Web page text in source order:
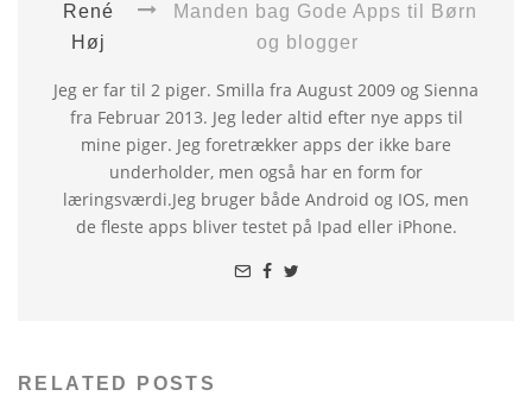
René
Høj
Manden bag Gode Apps til Børn
og blogger
Jeg er far til 2 piger. Smilla fra August 2009 og Sienna
fra Februar 2013. Jeg leder altid efter nye apps til
mine piger. Jeg foretrækker apps der ikke bare
underholder, men også har en form for
læringsværdi.Jeg bruger både Android og IOS, men
de fleste apps bliver testet på Ipad eller iPhone.
RELATED POSTS